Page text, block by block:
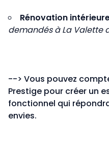
Rénovation
demandés à La Valette
--> Vous pouvez
Prestige pour créer un
fonctionnel qui
envies.